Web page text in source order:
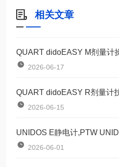
相关文章
QUART didoEASY M剂量计
2026-06-17
QUART didoEASY R剂量计
2026-06-15
UNIDOS E静电计,PTW
2026-06-01